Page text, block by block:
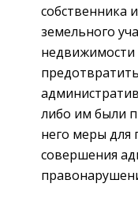
собственника
земельного
недвижимости
либо им были
него меры для
совершения